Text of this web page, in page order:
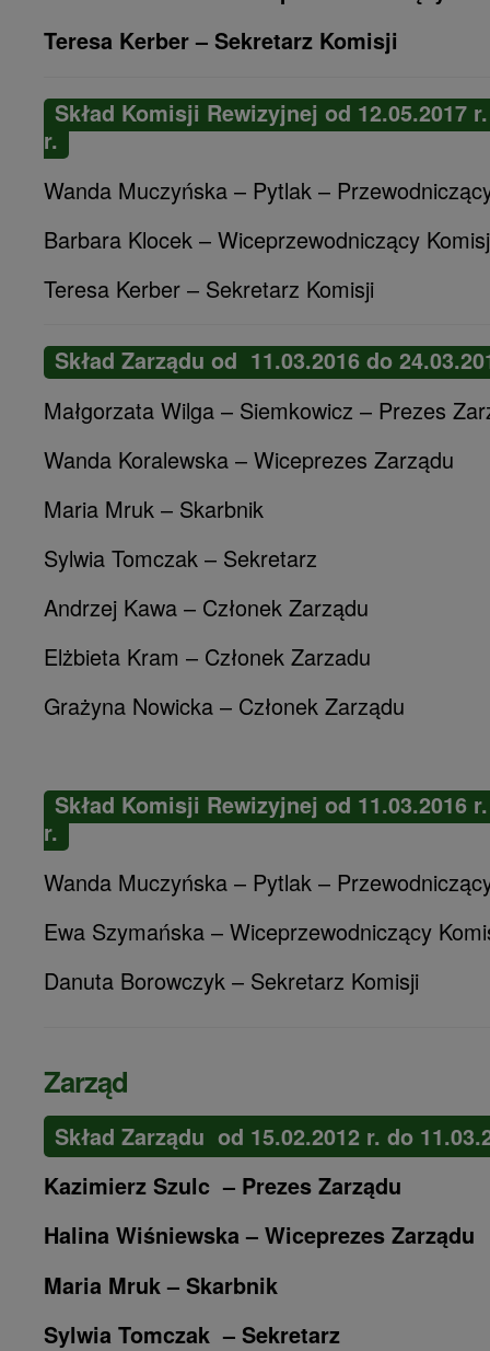
Teresa Kerber – Sekretarz Komisji
Skład Komisji Rewizyjnej od 12.05.2017
r.
Wanda Muczyńska – Pytlak –
Barbara Klocek – Wiceprzewodniczący
Teresa Kerber – Sekretarz Komisji
Skład Zarządu od 11.03.2016 do
Małgorzata Wilga – Siemkowicz – Prezes
Wanda Koralewska – Wiceprezes Zarządu
Maria Mruk – Skarbnik
Sylwia Tomczak – Sekretarz
Andrzej Kawa – Członek Zarządu
Elżbieta Kram – Członek Zarzadu
Grażyna Nowicka – Członek Zarządu
Skład Komisji Rewizyjnej od 11.03.2016
r.
Wanda Muczyńska – Pytlak –
Ewa Szymańska – Wiceprzewodniczący
Danuta Borowczyk – Sekretarz Komisji
Zarząd
Skład Zarządu od 15.02.2012 r. do
Kazimierz Szulc – Prezes Zarządu
Halina Wiśniewska – Wiceprezes Zarządu
Maria Mruk – Skarbnik
Sylwia Tomczak – Sekretarz